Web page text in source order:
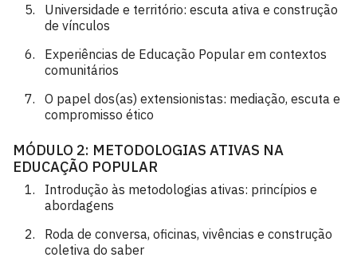
Universidade e território: escuta ativa e construção
de vínculos
Experiências de Educação Popular em contextos
comunitários
O papel dos(as) extensionistas: mediação, escuta e
compromisso ético
MÓDULO 2: METODOLOGIAS ATIVAS NA
EDUCAÇÃO POPULAR
Introdução às metodologias ativas: princípios e
abordagens
Roda de conversa, oficinas, vivências e construção
coletiva do saber